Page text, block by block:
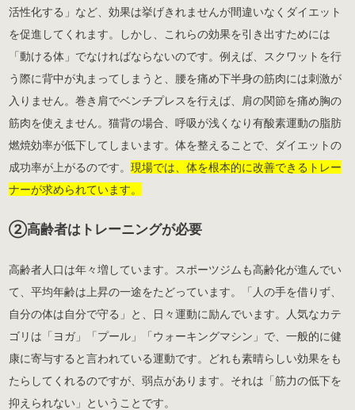
活性化する」など、効果は挙げきれませんが間違いなくダイエット
を促進してくれます。しかし、これらの効果を引き出すためには
「動ける体」でなければならないのです。例えば、スクワットを行
う際に背中が丸まってしまうと、腰を痛め下半身の筋肉には刺激が
入りません。巻き肩でベンチプレスを行えば、肩の関節を痛め胸の
筋肉を使えません。猫背の場合、呼吸が浅くなり有酸素運動の脂肪
燃焼効率が低下してしまいます。体を整えることで、ダイエットの
成功率が上がるのです。 現場では、体を根本的に改善できるトレー
ナーが求められています。
②高齢者はトレーニングが必要
高齢者人口は年々増しています。スポーツジムも高齢化が進んでい
て、平均年齢は上昇の一途をたどっています。「人の手を借りず、
自分の体は自分で守る」と、日々運動に励んでいます。人気なカテ
ゴリは「ヨガ」「プール」「ウォーキングマシン」で、一般的に健
康に寄与すると言われている運動です。どれも素晴らしい効果をも
たらしてくれるのですが、弱点があります。それは「筋力の低下を
抑えられない」ということです。